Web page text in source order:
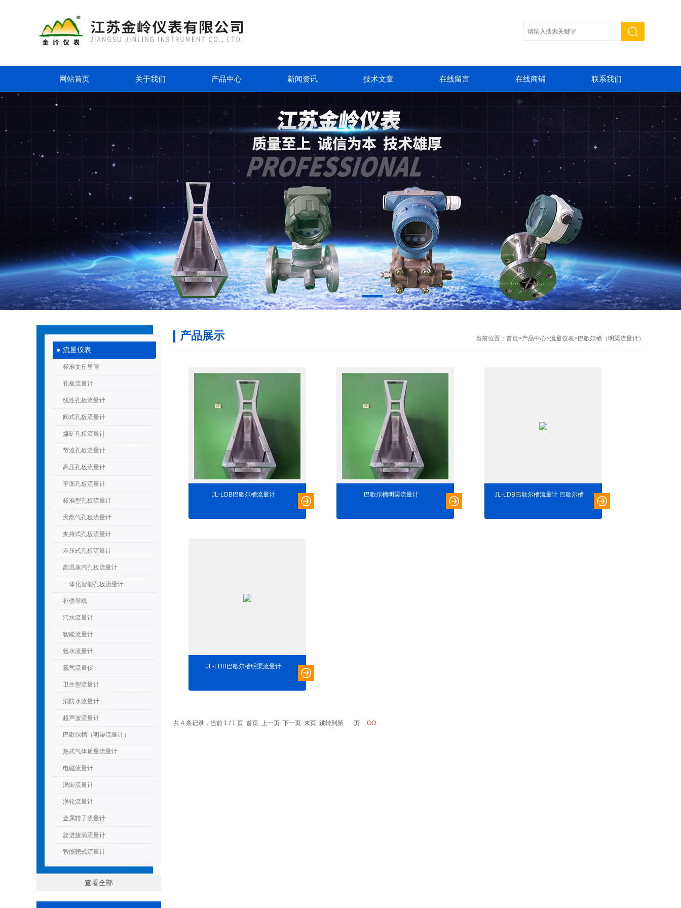
网站首页 关于我们 产品中心 新闻资讯 技术文章 在线留言 在线商铺 联系我们
流量仪表
标准文丘里管
孔板流量计
线性孔板流量计
阀式孔板流量计
煤矿孔板流量计
节流孔板流量计
高压孔板流量计
平衡孔板流量计
标准型孔板流量计
天然气孔板流量计
夹持式孔板流量计
差压式孔板流量计
高温蒸汽孔板流量计
一体化智能孔板流量计
补偿导线
污水流量计
智能流量计
氨水流量计
氮气流量仪
卫生型流量计
消防水流量计
超声波流量计
巴歇尔槽（明渠流量计）
热式气体质量流量计
电磁流量计
涡街流量计
涡轮流量计
金属转子流量计
旋进旋涡流量计
智能靶式流量计
查看全部
当前位置： 首页>产品中心>流量仪表>巴歇尔槽（明渠流量计）
产品展示
JL-LDB巴歇尔槽流量计 巴歇尔槽明渠流量计 JL-LDB巴歇尔槽流量计 巴歇尔槽
JL-LDB巴歇尔槽明渠流量计
共 4 条记录，当前 1 / 1 页 首页 上一页 下一页 末页 跳转到第 页